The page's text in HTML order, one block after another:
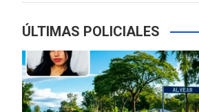
ÚLTIMAS POLICIALES